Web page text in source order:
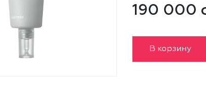
190 000
В корзину